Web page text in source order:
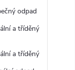
odpad
a tříděný
a tříděný